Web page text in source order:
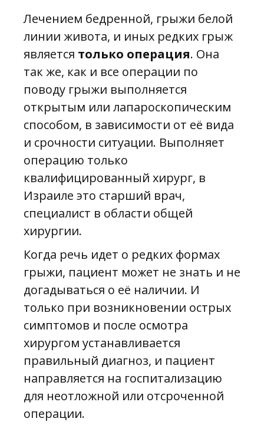
Лечением бедренной, грыжи белой
линии живота, и иных редких грыж
является только операция. Она
так же, как и все операции по
поводу грыжи выполняется
открытым или лапароскопическим
способом, в зависимости от её вида
и срочности ситуации. Выполняет
операцию только
квалифицированный хирург, в
Израиле это старший врач,
специалист в области общей
хирургии.
Когда речь идет о редких формах
грыжи, пациент может не знать и не
догадываться о её наличии. И
только при возникновении острых
симптомов и после осмотра
хирургом устанавливается
правильный диагноз, и пациент
направляется на госпитализацию
для неотложной или отсроченной
операции.